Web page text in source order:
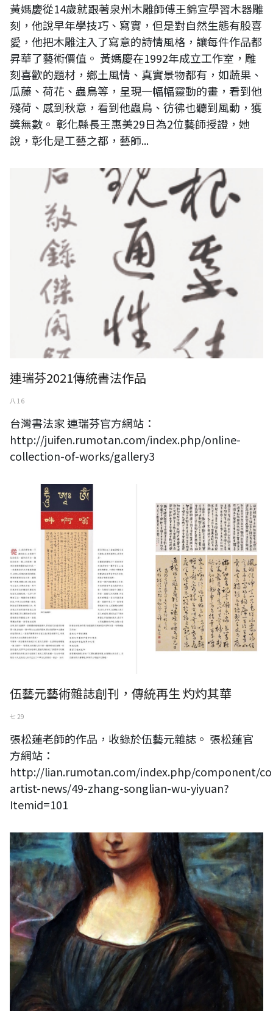
黃媽慶從14歲就跟著泉州木雕師傅王錦宣學習木器雕
刻，他說早年學技巧、寫實，但是對自然生態有股喜
愛，他把木雕注入了寫意的詩情風格，讓每件作品都
昇華了藝術價值。 黃媽慶在1992年成立工作室，雕
刻喜歡的題材，鄉土風情、真實景物都有，如蔬果、
瓜藤、荷花、蟲鳥等，呈現一幅幅靈動的畫，看到他
殘荷、感到秋意，看到他蟲鳥、彷彿也聽到風動，獲
獎無數。 彰化縣長王惠美29日為2位藝師授證，她
說，彰化是工藝之都，藝師...
連瑞芬2021傳統書法作品
八 16
台灣書法家 連瑞芬官方網站：
http://juifen.rumotan.com/index.php/online-
collection-of-works/gallery3
伍藝元藝術雜誌創刊，傳統再生 灼灼其華
七 29
張松蓮老師的作品，收錄於伍藝元雜誌。 張松蓮官
方網站：
http://lian.rumotan.com/index.php/component/
artist-news/49-zhang-songlian-wu-yiyuan?
Itemid=101